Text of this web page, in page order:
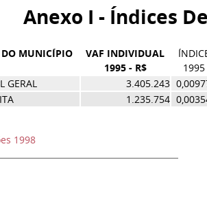
Anexo I - Índices
MUNICÍPIO
VAF INDIVIDUAL
1995 - R$
1995
GERAL
3.405.243
1.235.754
1998